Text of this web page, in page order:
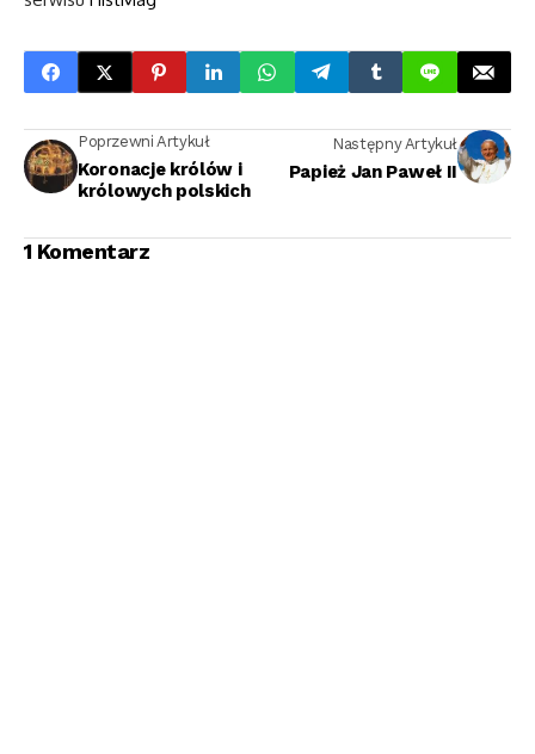
Poprzewni Artykuł
Koronacje królów i
królowych polskich
Następny Artykuł
Papież Jan Paweł II
1 Komentarz